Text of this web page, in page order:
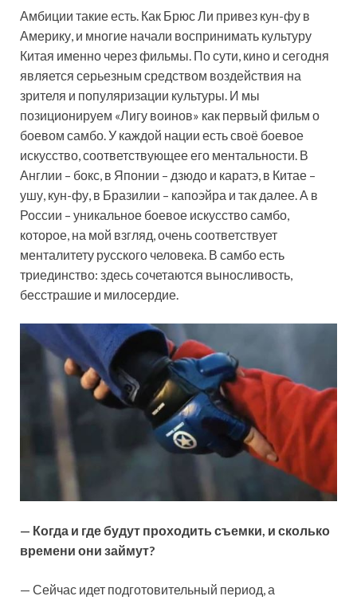
Амбиции такие есть. Как Брюс Ли привез кун-фу в
Америку, и многие начали воспринимать культуру
Китая именно через фильмы. По сути, кино и сегодня
является серьезным средством воздействия на
зрителя и популяризации культуры. И мы
позиционируем «Лигу воинов» как первый фильм о
боевом самбо. У каждой нации есть своё боевое
искусство, соответствующее его ментальности. В
Англии – бокс, в Японии – дзюдо и каратэ, в Китае –
ушу, кун-фу, в Бразилии – капоэйра и так далее. А в
России – уникальное боевое искусство самбо,
которое, на мой взгляд, очень соответствует
менталитету русского человека. В самбо есть
триединство: здесь сочетаются выносливость,
бесстрашие и милосердие.
— Когда и где будут проходить съемки, и сколько
времени они займут?
— Сейчас идет подготовительный период, а